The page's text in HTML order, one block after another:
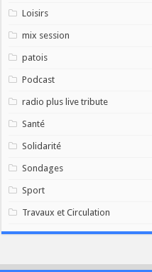
Loisirs
mix session
patois
Podcast
radio plus live tribute
Santé
Solidarité
Sondages
Sport
Travaux et Circulation